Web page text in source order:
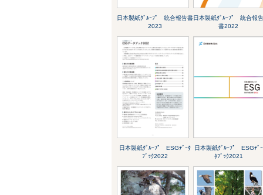
日本製紙ｸﾞﾙｰﾌﾟ 統合報告書
2023
日本製紙ｸﾞﾙｰﾌﾟ 統合報
書2022
日本製紙ｸﾞﾙｰﾌﾟ ESGﾃﾞｰﾀ
ﾌﾞｯｸ2022
日本製紙ｸﾞﾙｰﾌﾟ ESGﾃﾞｰ
ﾀﾌﾞｯｸ2021